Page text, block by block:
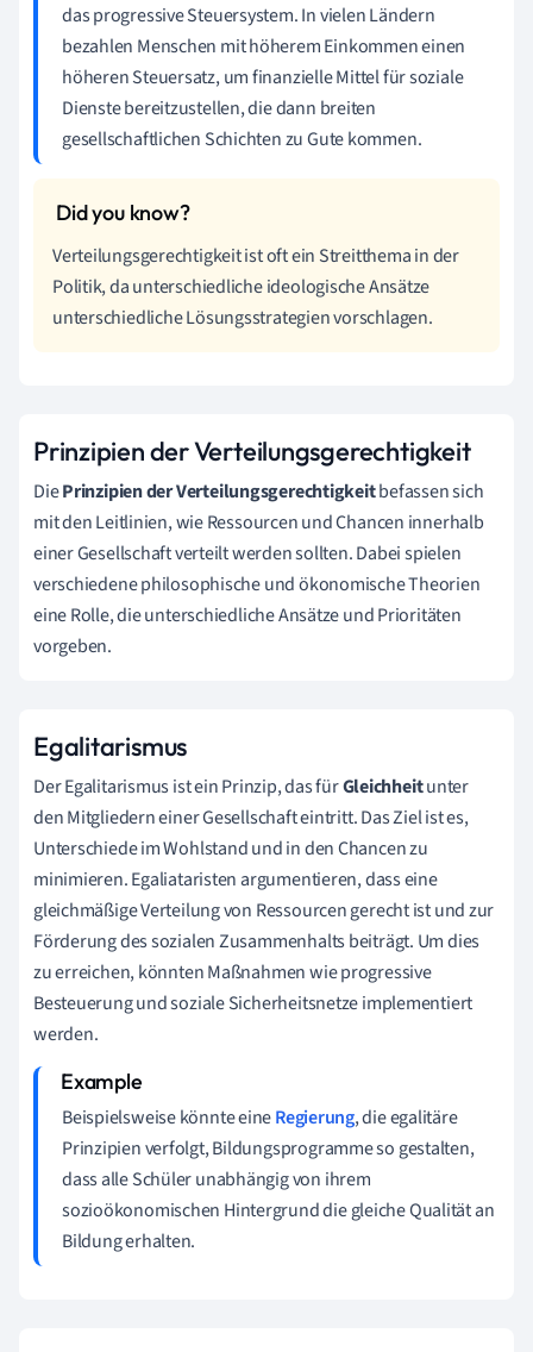
das progressive Steuersystem. In vielen Ländern
bezahlen Menschen mit höherem Einkommen einen
höheren Steuersatz, um finanzielle Mittel für soziale
Dienste bereitzustellen, die dann breiten
gesellschaftlichen Schichten zu Gute kommen.
Verteilungsgerechtigkeit ist oft ein Streitthema in der
Politik, da unterschiedliche ideologische Ansätze
unterschiedliche Lösungsstrategien vorschlagen.
Prinzipien der Verteilungsgerechtigkeit
DiePrinzipien der Verteilungsgerechtigkeitbefassen sich
mit den Leitlinien, wie Ressourcen und Chancen innerhalb
einer Gesellschaft verteilt werden sollten. Dabei spielen
verschiedene philosophische und ökonomische Theorien
eine Rolle, die unterschiedliche Ansätze und Prioritäten
vorgeben.
Egalitarismus
Der Egalitarismus ist ein Prinzip, das fürGleichheitunter
den Mitgliedern einer Gesellschaft eintritt. Das Ziel ist es,
Unterschiede im Wohlstand und in den Chancen zu
minimieren. Egaliataristen argumentieren, dass eine
gleichmäßige Verteilung von Ressourcen gerecht ist und zur
Förderung des sozialen Zusammenhalts beiträgt. Um dies
zu erreichen, könnten Maßnahmen wie progressive
Besteuerung und soziale Sicherheitsnetze implementiert
werden.
Beispielsweise könnte eineRegierung, die egalitäre
Prinzipien verfolgt, Bildungsprogramme so gestalten,
dass alle Schüler unabhängig von ihrem
sozioökonomischen Hintergrund die gleiche Qualität an
Bildung erhalten.